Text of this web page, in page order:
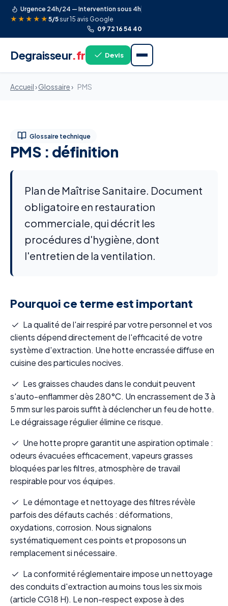
Urgence 24h/24 — Intervention sous 4h
★★★★★ 5/5 sur 15 avis Google
09 72 16 54 40
Degraisseur.fr Devis
Accueil›Glossaire› PMS
Glossaire technique
PMS : définition
Plan de Maîtrise Sanitaire. Document
obligatoire en restauration
commerciale, qui décrit les
procédures d'hygiène, dont
l'entretien de la ventilation.
Pourquoi ce terme est important
La qualité de l'air respiré par votre personnel et vos
clients dépend directement de l'efficacité de votre
système d'extraction. Une hotte encrassée diffuse en
cuisine des particules nocives.
Les graisses chaudes dans le conduit peuvent
s'auto-enflammer dès 280°C. Un encrassement de 3 à
5 mm sur les parois suffit à déclencher un feu de hotte.
Le dégraissage régulier élimine ce risque.
Une hotte propre garantit une aspiration optimale :
odeurs évacuées efficacement, vapeurs grasses
bloquées par les filtres, atmosphère de travail
respirable pour vos équipes.
Le démontage et nettoyage des filtres révèle
parfois des défauts cachés : déformations,
oxydations, corrosion. Nous signalons
systématiquement ces points et proposons un
remplacement si nécessaire.
La conformité réglementaire impose un nettoyage
des conduits d'extraction au moins tous les six mois
(article CG18 H). Le non-respect expose à des